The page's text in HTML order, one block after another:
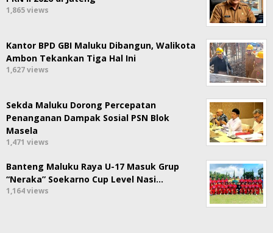
1,865 views
Kantor BPD GBI Maluku Dibangun, Walikota
Ambon Tekankan Tiga Hal Ini
1,627 views
Sekda Maluku Dorong Percepatan
Penanganan Dampak Sosial PSN Blok
Masela
1,471 views
Banteng Maluku Raya U-17 Masuk Grup
“Neraka” Soekarno Cup Level Nasi…
1,164 views